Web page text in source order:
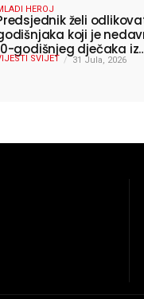
HEROJ
želi
koji je
godišnjeg dječaka iz
valova
SVIJET 31 Jula, 2026